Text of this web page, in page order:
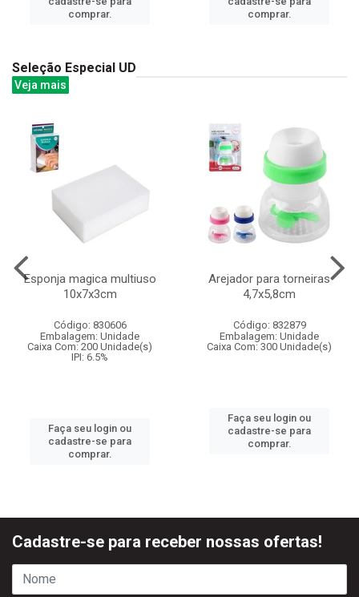
comprar.
comprar.
Seleção Especial UD
Veja mais
Esponja magica multiuso
10x7x3cm
Código: 830606
Embalagem: Unidade
Caixa Com: 200 Unidade(s)
IPI: 6.5%
Faça seu login ou
cadastre-se para
comprar.
Arejador para torneiras
4,7x5,8cm
Código: 832879
Embalagem: Unidade
Caixa Com: 300 Unidade(s)
Faça seu login ou
cadastre-se para
comprar.
Cadastre-se para receber nossas ofertas!